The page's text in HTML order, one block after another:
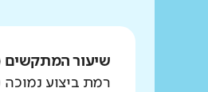
שיעור המתקשים
רמת ביצוע